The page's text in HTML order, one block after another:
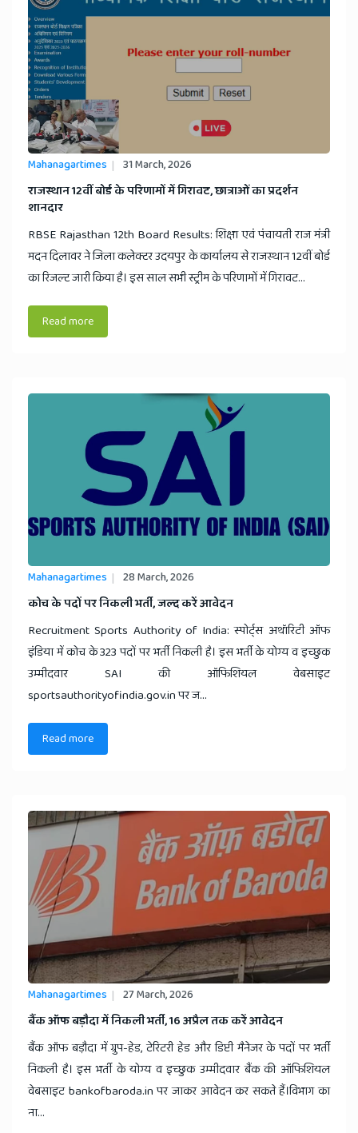
Mahanagartimes 31 March, 2026
​राजस्थान 12वीं बोर्ड के परिणामों में गिरावट, छात्राओं का प्रदर्शन
शानदार
RBSE Rajasthan 12th Board Results: शिक्षा एवं पंचायती राज मंत्री
मदन दिलावर ने जिला कलेक्टर उदयपुर के कार्यालय से राजस्थान 12वीं बोर्ड
का रिजल्ट जारी किया है। इस साल सभी स्ट्रीम के परिणामों में गिरावट...
Read more
Mahanagartimes 28 March, 2026
​कोच के पदों पर निकली भर्ती, जल्द करें आवेदन
Recruitment Sports Authority of India: स्पोर्ट्स अथॉरिटी ऑफ
इंडिया में कोच के 323 पदों पर भर्ती निकली है। इस भर्ती के योग्य व इच्छुक
उम्मीदवार SAI की ऑफिशियल वेबसाइट
sportsauthorityofindia.gov.in पर ज...
Read more
Mahanagartimes 27 March, 2026
​बैंक ऑफ बड़ौदा में निकली भर्ती, 16 अप्रैल तक करें आवेदन
बैंक ऑफ बड़ौदा में ग्रुप-हेड, टेरिटरी हेड और डिप्टी मैनेजर के पदों पर भर्ती
निकली है। इस भर्ती के योग्य व इच्छुक उम्मीदवार बैंक की ऑफिशियल
वेबसाइट bankofbaroda.in पर जाकर आवेदन कर सकते हैं।विभाग का
ना...